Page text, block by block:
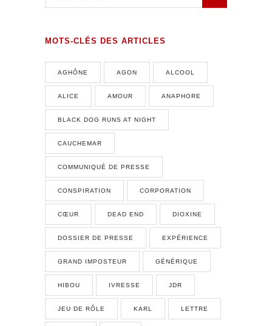
MOTS-CLÉS DES ARTICLES
AGHÔNE AGON ALCOOL
ALICE AMOUR ANAPHORE
BLACK DOG RUNS AT NIGHT
CAUCHEMAR
COMMUNIQUÉ DE PRESSE
CONSPIRATION CORPORATION
CŒUR DEAD END DIOXINE
DOSSIER DE PRESSE EXPÉRIENCE
GRAND IMPOSTEUR GÉNÉRIQUE
HIBOU IVRESSE JDR
JEU DE RÔLE KARL LETTRE